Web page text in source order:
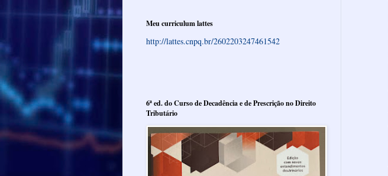
Meu curriculum lattes
http://lattes.cnpq.br/2602203247461542
6ª ed. do Curso de Decadência e de Prescrição no Direito
Tributário